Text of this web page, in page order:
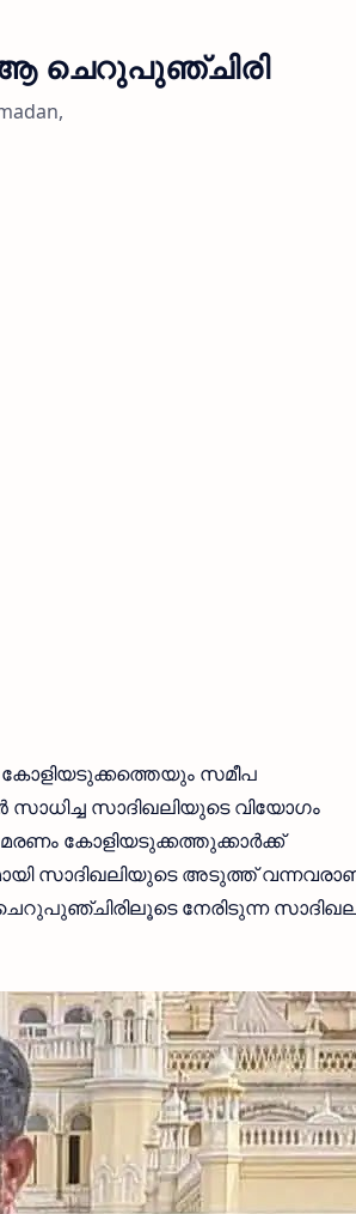
ആ ചെറുപുഞ്ചിരി
സമീപ
സാദിഖലിയുടെ വിയോഗം
കോളിയടുക്കത്തുക്കാർക്ക്
സാദിഖലിയുടെ അടുത്ത്
നേരിടുന്ന